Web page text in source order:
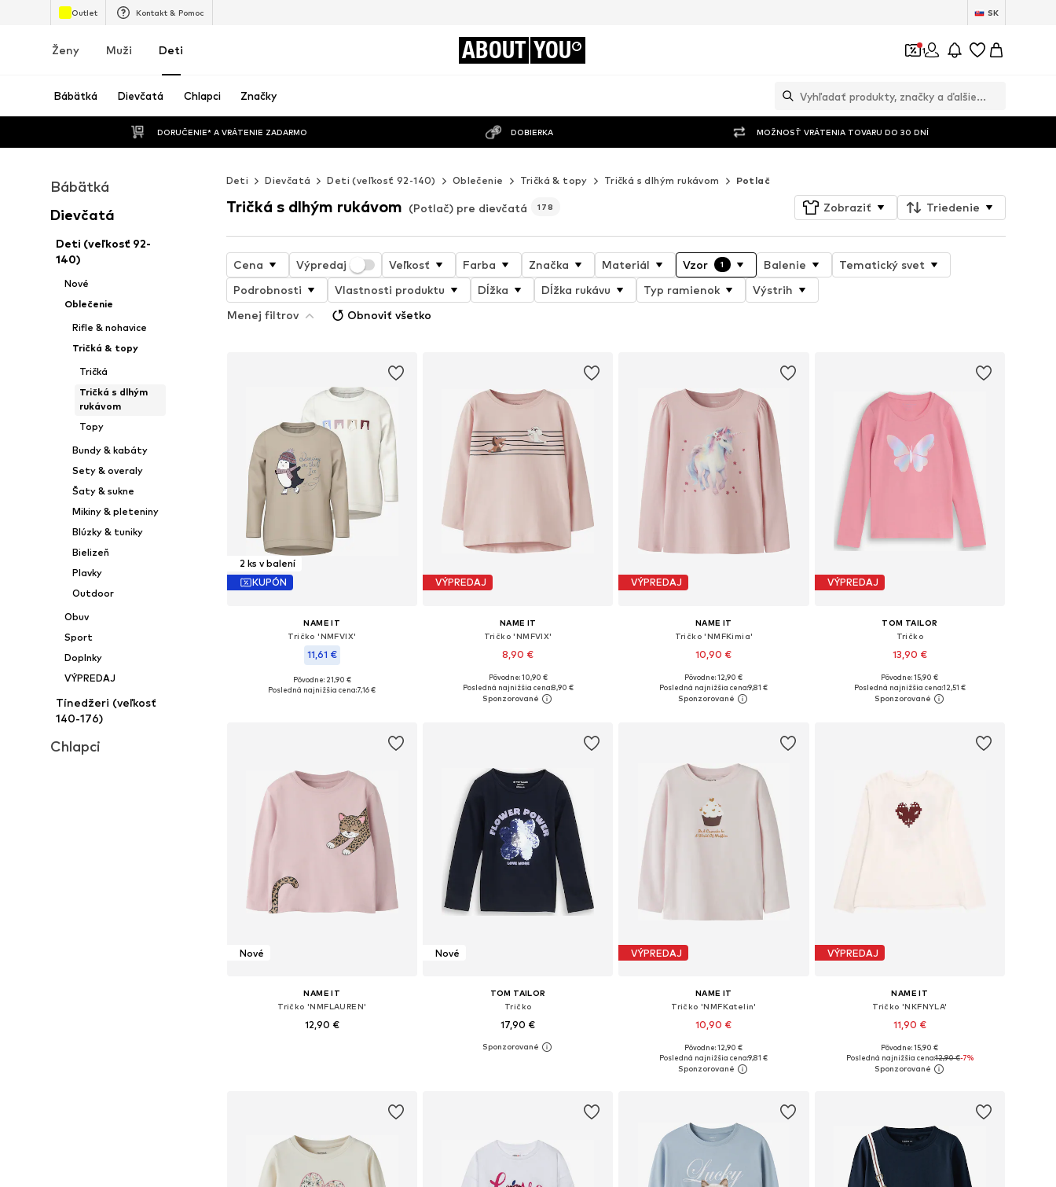
Outlet Kontakt & Pomoc SK
Ženy Muži Deti ABOUT YOU 1
Bábätká Dievčatá Chlapci Značky
DORUČENIE* A VRÁTENIE ZADARMO DOBIERKA MOŽNOSŤ VRÁTENIA TOVARU DO 30 DNÍ
Bábätká
Dievčatá
Deti (veľkosť 92-
140)
Nové
Oblečenie
Rifle & nohavice
Tričká & topy
Tričká
Tričká s dlhým
rukávom
Topy
Bundy & kabáty
Sety & overaly
Šaty & sukne
Mikiny & pleteniny
Blúzky & tuniky
Bielizeň
Plavky
Outdoor
Obuv
Sport
Doplnky
VÝPREDAJ
Tínedžeri (veľkosť
140-176)
Chlapci
Deti Dievčatá Deti (veľkosť 92-140) Oblečenie Tričká & topy Tričká s dlhým rukávom Potlač
Tričká s dlhým rukávom (Potlač) pre dievčatá 178 Zobraziť Triedenie
Cena Výpredaj Veľkosť Farba Značka Materiál Vzor 1 Balenie
Tematický svet
Podrobnosti
Vlastnosti produktu Dĺžka Dĺžka rukávu Typ ramienok
Výstrih
Menej filtrov
Obnoviť všetko
2 ks v balení
KUPÓN
NAME IT
Tričko 'NMFVIX'
11,61 €
+2
Dostupné veľkosti: 92, 98, 110, 116
Pôvodne: 21,90 €
Posledná najnižšia cena:7,16 €
VÝPREDAJ
NAME IT
Tričko 'NMFVIX'
8,90 €
+2
Dostupné v mnohých veľkostiach
Pridať do košíka
Pôvodne: 10,90 €
Posledná najnižšia cena:8,90 €
VÝPREDAJ
NAME IT
Tričko 'NMFKimia'
10,90 €
Dostupné v mnohých veľkostiach
Pridať do košíka
Pôvodne: 12,90 €
Posledná najnižšia cena:9,81 €
VÝPREDAJ
TOM TAILOR
Tričko
13,90 €
Pridať do košíka
Pôvodne: 15,90 €
Posledná najnižšia cena:12,51 €
Nové
NAME IT
Tričko 'NMFLAUREN'
12,90 €
Nové
TOM TAILOR
Tričko
17,90 €
VÝPREDAJ
NAME IT
Tričko 'NMFKatelin'
10,90 €
Dostupné v mnohých veľkostiach
Pridať do košíka
Pôvodne: 12,90 €
Posledná najnižšia cena:9,81 €
VÝPREDAJ
NAME IT
Tričko 'NKFNYLA'
11,90 €
Dostupné v mnohých veľkostiach
Pridať do košíka
Pôvodne: 15,90 €
Posledná najnižšia cena:12,90 €-7%